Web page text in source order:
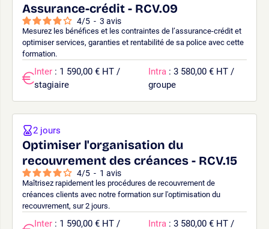
Assurance-crédit - RCV.09
4/5 - 3 avis
Mesurez les bénéfices et les contraintes de l’assurance-crédit et
optimiser services, garanties et rentabilité de sa police avec cette
formation.
Inter : 1 590,00 € HT /
stagiaire
Intra : 3 580,00 € HT /
groupe
Optimiser l'organisation du
recouvrement des créances - RCV.15
4/5 - 1 avis
Maîtrisez rapidement les procédures de recouvrement de
créances clients avec notre formation sur l'optimisation du
recouvrement, sur 2 jours.
2 jours
Inter : 1 590,00 € HT / Intra : 3 580,00 € HT /